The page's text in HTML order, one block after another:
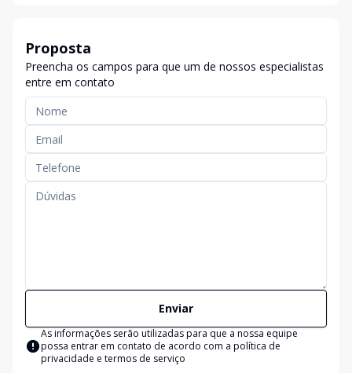
Proposta
Preencha os campos para que um de nossos especialistas
entre em contato
Enviar
As informações serão utilizadas para que a nossa equipe
possa entrar em contato de acordo com a política de
privacidade e termos de serviço